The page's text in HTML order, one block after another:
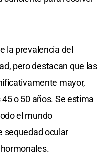
la prevalencia del
pero destacan que las
mayor,
o 50 años. Se estima
el mundo
sequedad ocular